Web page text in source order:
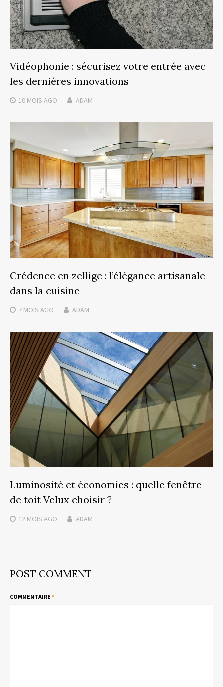
Vidéophonie : sécurisez votre entrée avec
les dernières innovations
10 MOIS AGO ADAM
Crédence en zellige : l’élégance artisanale
dans la cuisine
7 MOIS AGO ADAM
Luminosité et économies : quelle fenêtre
de toit Velux choisir ?
12 MOIS AGO ADAM
POST COMMENT
COMMENTAIRE *